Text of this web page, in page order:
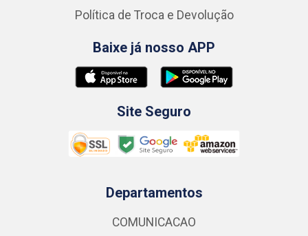
Política de Troca e Devolução
Baixe já nosso APP
Site Seguro
Departamentos
COMUNICACAO